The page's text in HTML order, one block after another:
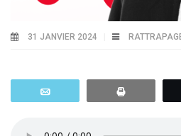
31 JANVIER 2024